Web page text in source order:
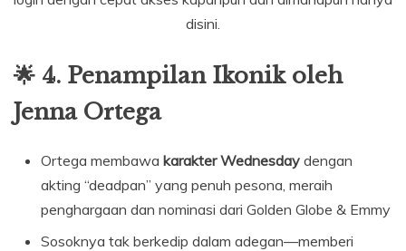
disini.
🌟 4. Penampilan Ikonik oleh
Jenna Ortega
Ortega membawa karakter Wednesday dengan
akting “deadpan” yang penuh pesona, meraih
penghargaan dan nominasi dari Golden Globe & Emmy
Sosoknya tak berkedip dalam adegan—memberi